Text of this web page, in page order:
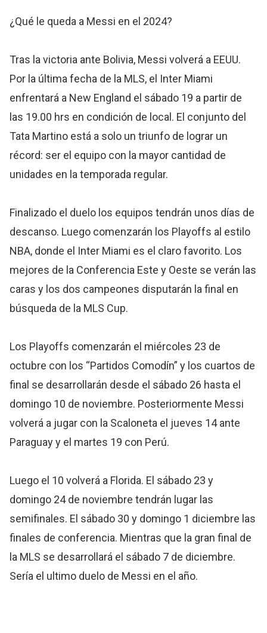
¿Qué le queda a Messi en el 2024?
Tras la victoria ante Bolivia, Messi volverá a EEUU.
Por la última fecha de la MLS, el Inter Miami
enfrentará a New England el sábado 19 a partir de
las 19.00 hrs en condición de local. El conjunto del
Tata Martino está a solo un triunfo de lograr un
récord: ser el equipo con la mayor cantidad de
unidades en la temporada regular.
Finalizado el duelo los equipos tendrán unos días de
descanso. Luego comenzarán los Playoffs al estilo
NBA, donde el Inter Miami es el claro favorito. Los
mejores de la Conferencia Este y Oeste se verán las
caras y los dos campeones disputarán la final en
búsqueda de la MLS Cup.
Los Playoffs comenzarán el miércoles 23 de
octubre con los “Partidos Comodín” y los cuartos de
final se desarrollarán desde el sábado 26 hasta el
domingo 10 de noviembre. Posteriormente Messi
volverá a jugar con la Scaloneta el jueves 14 ante
Paraguay y el martes 19 con Perú.
Luego el 10 volverá a Florida. El sábado 23 y
domingo 24 de noviembre tendrán lugar las
semifinales. El sábado 30 y domingo 1 diciembre las
finales de conferencia. Mientras que la gran final de
la MLS se desarrollará el sábado 7 de diciembre.
Sería el ultimo duelo de Messi en el año.